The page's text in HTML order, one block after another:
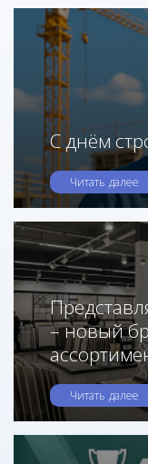
С днём
Читать далее
– новый
Читать далее